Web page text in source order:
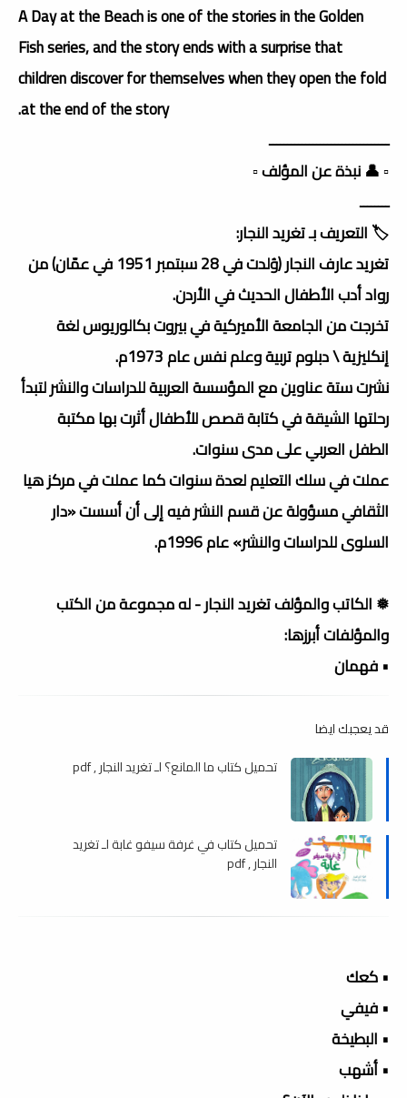
A Day at the Beach is one of the stories in the Golden
Fish series, and the story ends with a surprise that
children discover for themselves when they open the fold
at the end of the story.
ـــــــــــــــــــــــــــــــــ
▫️ 👤 نبذة عن المؤلف ▫️
ــــــــ
🏷️ التعريف بـ تغريد النجار:
تغريد عارف النجار (وُلدت في 28 سبتمبر 1951 في عمّان) من
رواد أدب الأطفال الحديث في الأردن.
تخرجت من الجامعة الأميركية في بيروت بكالوريوس لغة
إنكليزية \ دبلوم تربية وعلم نفس عام 1973م.
نشرت ستة عناوين مع المؤسسة العربية للدراسات والنشر لتبدأ
رحلتها الشيقة في كتابة قصص للأطفال أثرت بها مكتبة
الطفل العربي على مدى سنوات.
عملت في سلك التعليم لعدة سنوات كما عملت في مركز هيا
الثقافي مسؤولة عن قسم النشر فيه إلى أن أسست «دار
السلوى للدراسات والنشر» عام 1996م.
❅ الكاتب والمؤلف تغريد النجار - له مجموعة من الكتب
والمؤلفات أبرزها:
• فهمان
قد يعجبك ايضا
تحميل كتاب ما المانع؟ لـ تغريد النجار , pdf
تحميل كتاب في غرفة سيفو غابة لـ تغريد
النجار , pdf
• كعك
• فيفي
• البطيخة
• أشهب